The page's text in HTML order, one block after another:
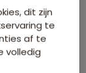
een
dit zijn
te
af te
volledig